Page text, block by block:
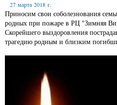
27 марта 2018 г.
Приносим свои соболезнования
родных при пожаре в РЦ "Зимняя
Скорейшего выздоровления
трагедию родным и близким